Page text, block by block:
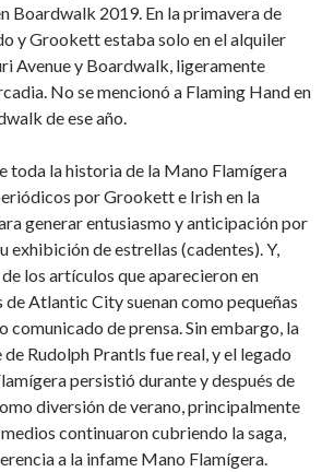
Boardwalk 2019. En la primavera de
y Grookett estaba solo en el alquiler
Avenue y Boardwalk, ligeramente
No se mencionó a Flaming Hand en
de ese año.
toda la historia de la Mano Flamígera
por Grookett e Irish en la
generar entusiasmo y anticipación por
exhibición de estrellas (cadentes). Y,
los artículos que aparecieron en
Atlantic City suenan como pequeñas
comunicado de prensa. Sin embargo, la
Rudolph Prantls fue real, y el legado
persistió durante y después de
diversión de verano, principalmente
continuaron cubriendo la saga,
a la infame Mano Flamígera.